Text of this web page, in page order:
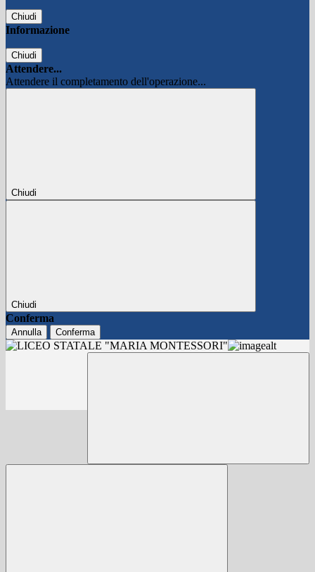
Chiudi
Informazione
Chiudi
Attendere...
Attendere il completamento dell'operazione...
Chiudi
Chiudi
Conferma
Annulla Conferma